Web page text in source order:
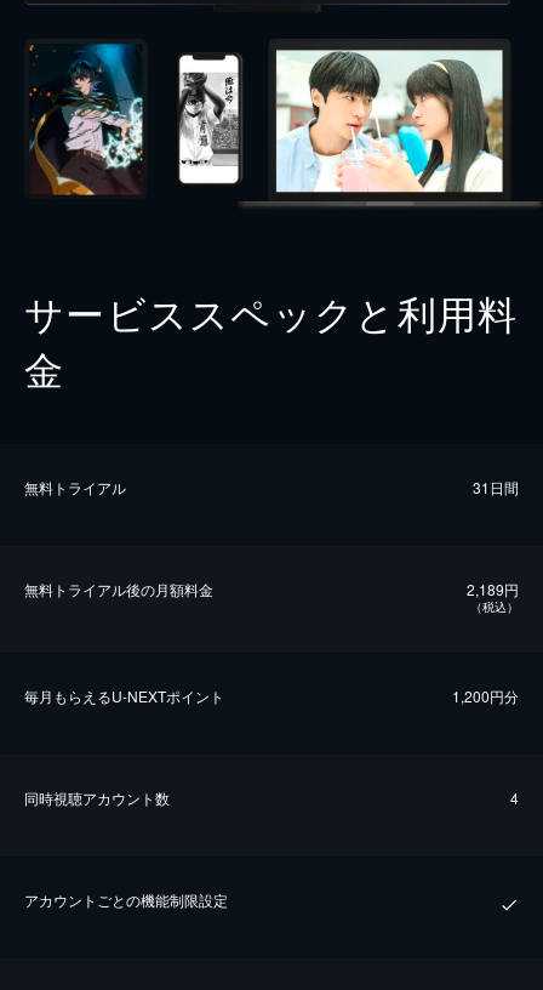
サービススペックと利用料
金
無料トライアル 31日間
無料トライアル後の⽉額料金 2,189円
（税込）
毎⽉もらえるU-NEXTポイント 1,200円分
同時視聴アカウント数 4
アカウントごとの機能制限設定